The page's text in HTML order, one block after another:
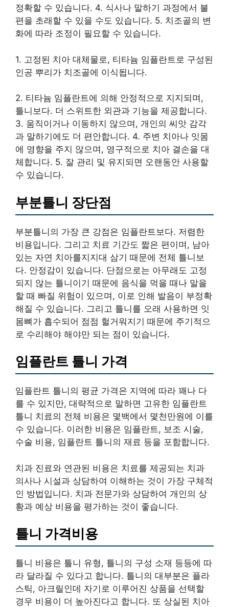
정확할 수 있습니다. 4. 식사나 말하기 과정에서 불
편을 초래할 수 있을 수도 있습니다. 5. 치조골의 변
화에 따라 조정이 필요할 수 있습니다.
1. 고정된 치아 대체물로, 티타늄 임플란트로 구성된
인공 뿌리가 치조골에 이식됩니다.
2. 티타늄 임플란트에 의해 안정적으로 지지되며,
틀니보다. 더 스위트한 외관과 기능을 제공합니다.
3. 움직이거나 이동하지 않으며, 개인의 씨앗 감각
과 말하기에도 더 편안합니다. 4. 주변 치아나 잇몸
에 영향을 주지 않으며, 영구적으로 치아 결손을 대
체합니다. 5. 잘 관리 및 유지되면 오랜동안 사용할
수 있습니다.
부분틀니 장단점
부분틀니의 가장 큰 강점은 임플란트보다. 저렴한
비용입니다. 그리고 치료 기간도 짧은 편이며, 남아
있는 자연 치아를지지대 삼기 때문에 전체 틀니보
다. 안정감이 있습니다. 단점으로는 아무래도 고정
되지 않는 틀니이기 때문에 음식을 먹을 때나 말을
할 때 빠질 위험이 있으며, 이로 인해 발음이 부정확
해질 수 있습니다. 그리고 틀니를 오래 사용하면 잇
몸뼈가 흡수되어 점점 헐거워지기 때문에 주기적으
로 수리해야 해야만 되는 점이 있습니다.
임플란트 틀니 가격
임플란트 틀니의 평균 가격은 지역에 따라 꽤나 다
를 수 있지만, 대략적으로 말하면 고유한 임플란트
틀니 치료의 전체 비용은 몇백에서 몇천만원에 이를
수 있습니다. 이러한 비용은 임플란트, 보조 시술,
수술 비용, 임플란트 틀니의 재료 등을 포함합니다.
치과 진료와 연관된 비용은 치료를 제공되는 치과
의사나 시설과 상담하여 이해하는 것이 가장 구체적
인 방법입니다. 치과 전문가와 상담하여 개인의 상
황과 예상 비용을 평가하는 것이 좋습니다.
틀니 가격비용
틀니 비용은 틀니 유형, 틀니의 구성 소재 등등에 따
라 달라질 수 있다고 합니다. 틀니의 대부분은 플라
스틱, 아크릴인데 자기로 이루어진 상품을 선택할
경우 비용이 더 높아진다고 합니다. 또 상실된 치아